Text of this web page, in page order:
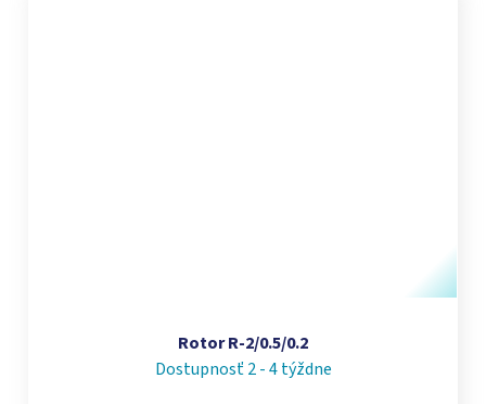
Rotor R-2/0.5/0.2
Dostupnosť 2 - 4 týždne